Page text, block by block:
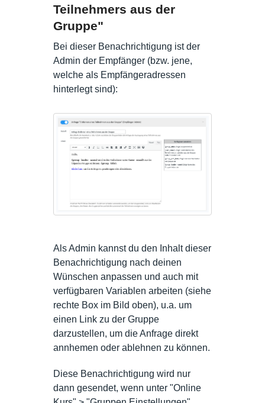
Teilnehmers aus der
Gruppe"
Bei dieser Benachrichtigung ist der
Admin der Empfänger (bzw. jene,
welche als Empfängeradressen
hinterlegt sind):
Als Admin kannst du den Inhalt dieser
Benachrichtigung nach deinen
Wünschen anpassen und auch mit
verfügbaren Variablen arbeiten (siehe
rechte Box im Bild oben), u.a. um
einen Link zu der Gruppe
darzustellen, um die Anfrage direkt
annhemen oder ablehnen zu können.
Diese Benachrichtigung wird nur
dann gesendet, wenn unter "Online